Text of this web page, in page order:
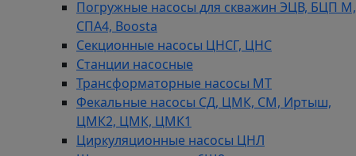
Погружные насосы для скважин ЭЦВ, БЦП М,
СПА4, Boosta
Секционные насосы ЦНСГ, ЦНС
Станции насосные
Трансформаторные насосы МТ
Фекальные насосы СД, ЦМК, СМ, Иртыш,
ЦМК2, ЦМК, ЦМК1
Циркуляционные насосы ЦНЛ